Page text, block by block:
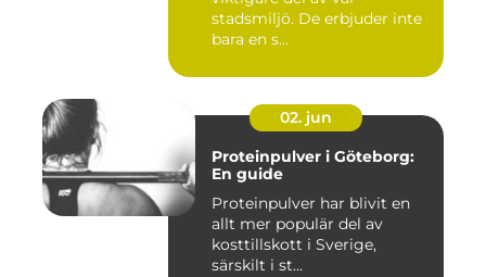
stadsmiljö. De erbjuder inte
bara en s...
02. jun
Proteinpulver i Göteborg:
En guide
Proteinpulver har blivit en
allt mer populär del av
kosttillskott i Sverige,
särskilt i st...